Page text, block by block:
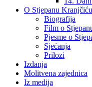
O Stjepanu Kranjčiću
Biografija
Film o
Pjesme o
Sjećanja
Prilozi
Izdanja
Molitvena zajednica
Iz medija